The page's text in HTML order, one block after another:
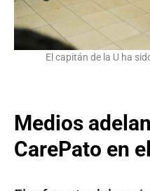
El capitán de la U ha
Medios
CarePato en